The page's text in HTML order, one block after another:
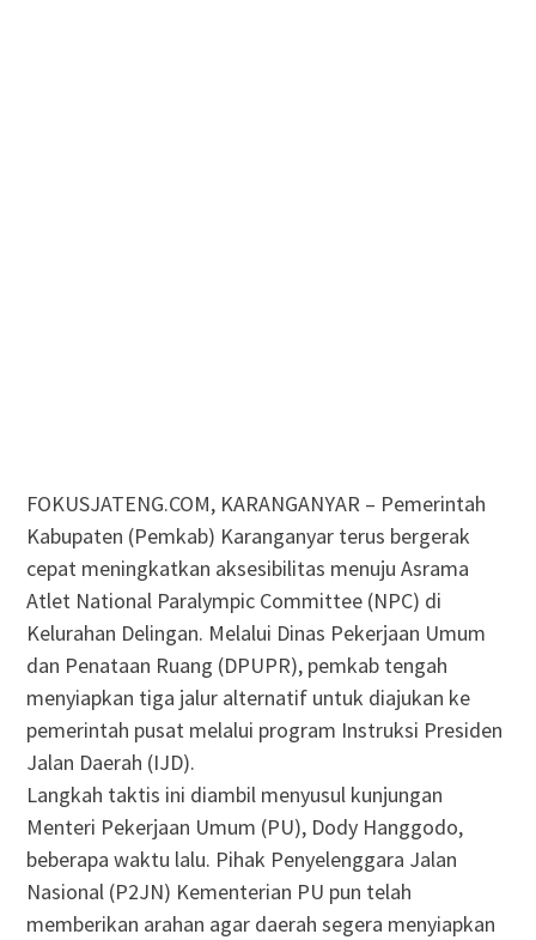
FOKUSJATENG.COM, KARANGANYAR – Pemerintah
Kabupaten (Pemkab) Karanganyar terus bergerak
cepat meningkatkan aksesibilitas menuju Asrama
Atlet National Paralympic Committee (NPC) di
Kelurahan Delingan. Melalui Dinas Pekerjaan Umum
dan Penataan Ruang (DPUPR), pemkab tengah
menyiapkan tiga jalur alternatif untuk diajukan ke
pemerintah pusat melalui program Instruksi Presiden
Jalan Daerah (IJD).
Langkah taktis ini diambil menyusul kunjungan
Menteri Pekerjaan Umum (PU), Dody Hanggodo,
beberapa waktu lalu. Pihak Penyelenggara Jalan
Nasional (P2JN) Kementerian PU pun telah
memberikan arahan agar daerah segera menyiapkan